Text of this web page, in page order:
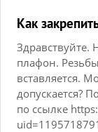
Как
Здравствуйте.
плафон.
вставляется.
допускается?
по ссылке